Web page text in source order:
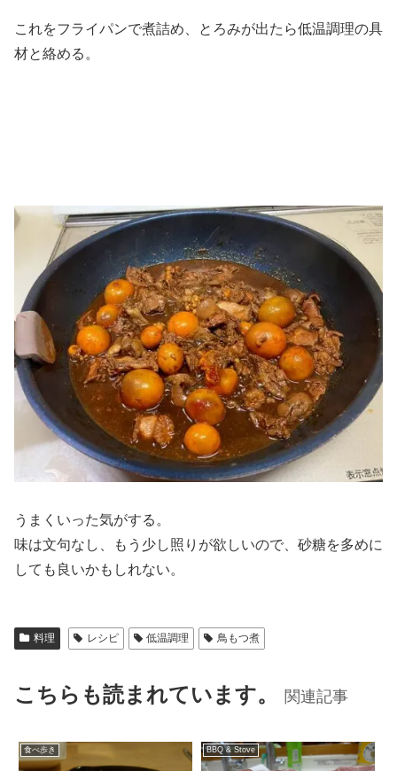
これをフライパンで煮詰め、とろみが出たら低温調理の具
材と絡める。
うまくいった気がする。
味は文句なし、もう少し照りが欲しいので、砂糖を多めに
しても良いかもしれない。
料理 レシピ 低温調理 鳥もつ煮
こちらも読まれています。 関連記事
食べ歩き BBQ & Stove